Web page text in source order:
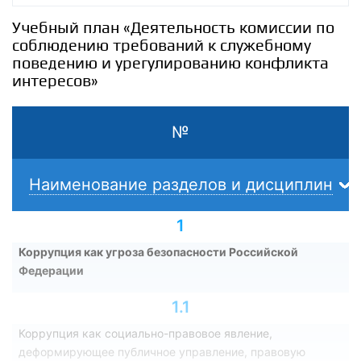
Учебный план «Деятельность комиссии по
соблюдению требований к служебному
поведению и урегулированию конфликта
интересов»
№
Наименование разделов и дисциплин
1
Коррупция как угроза безопасности Российской
Федерации
1.1
Коррупция как социально-правовое явление,
деформирующее публичное управление, правовую